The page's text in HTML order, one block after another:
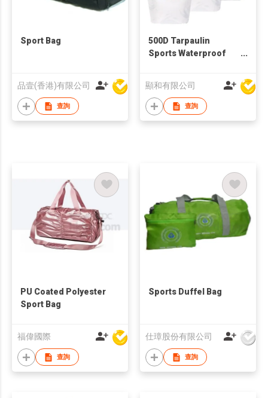
Sport Bag
品壹(香港)有限公司
查詢
500D Tarpaulin
Sports Waterproof
顯和有限公司
查詢
PU Coated Polyester
Sport Bag
福偉國際
查詢
Sports Duffel Bag
仕璋股份有限公司
查詢